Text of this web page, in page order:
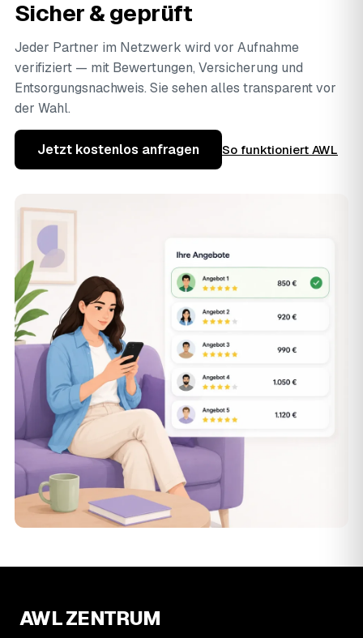
Sicher & geprüft
Jeder Partner im Netzwerk wird vor Aufnahme
verifiziert — mit Bewertungen, Versicherung und
Entsorgungsnachweis. Sie sehen alles transparent vor
der Wahl.
Jetzt kostenlos anfragen So funktioniert AWL
AWL ZENTRUM